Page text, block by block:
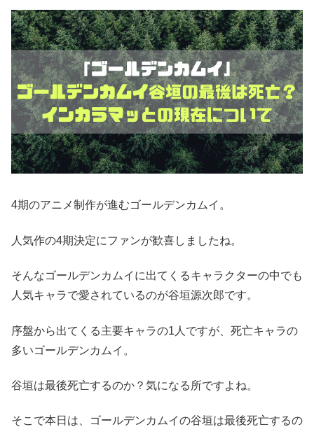
4期のアニメ制作が進むゴールデンカムイ。
人気作の4期決定にファンが歓喜しましたね。
そんなゴールデンカムイに出てくるキャラクターの中でも
人気キャラで愛されているのが谷垣源次郎です。
序盤から出てくる主要キャラの1人ですが、死亡キャラの
多いゴールデンカムイ。
谷垣は最後死亡するのか？気になる所ですよね。
そこで本日は、ゴールデンカムイの谷垣は最後死亡するの